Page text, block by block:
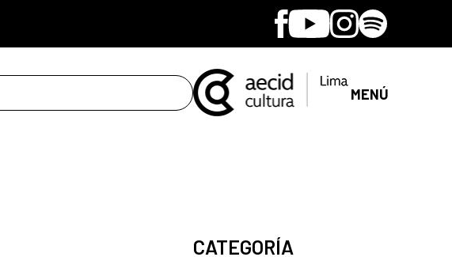
Facebook
YoutubeInstagram
Spotify
MENÚ
CATEGORÍA